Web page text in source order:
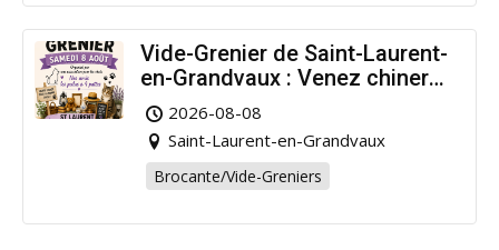
Vide-Grenier de Saint-Laurent-
en-Grandvaux : Venez chiner
pour la bonne cause !
2026-08-08
Saint-Laurent-en-Grandvaux
Brocante/Vide-Greniers